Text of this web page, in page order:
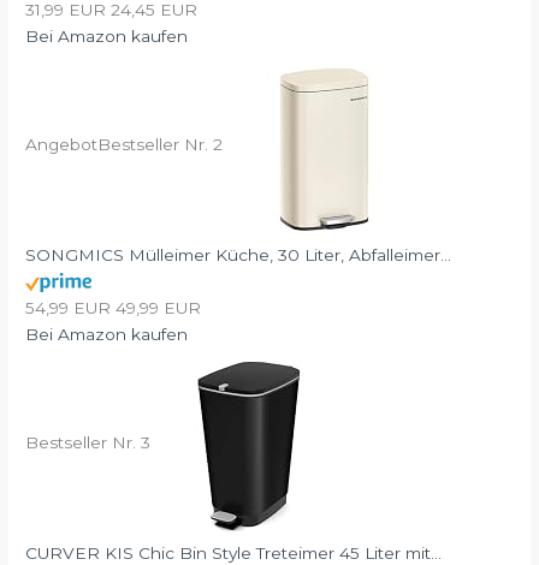
31,99 EUR 24,45 EUR
Bei Amazon kaufen
AngebotBestseller Nr. 2
SONGMICS Mülleimer Küche, 30 Liter, Abfalleimer...
54,99 EUR 49,99 EUR
Bei Amazon kaufen
Bestseller Nr. 3
CURVER KIS Chic Bin Style Treteimer 45 Liter mit...